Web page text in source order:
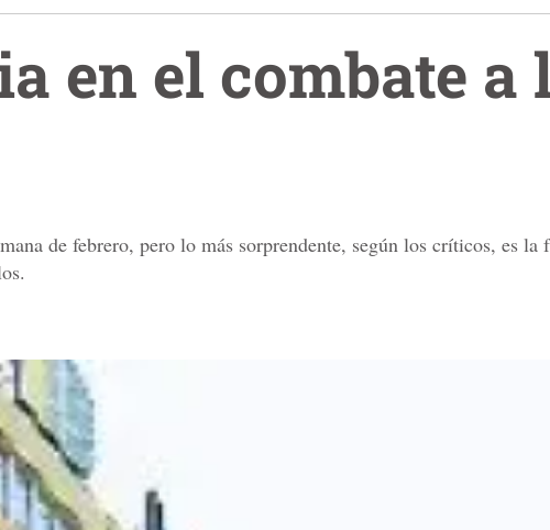
en el combate a
de febrero, pero lo más sorprendente, según los críticos, es la